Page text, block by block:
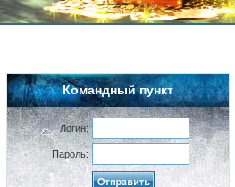
Командный пункт
Логин:
Пароль: